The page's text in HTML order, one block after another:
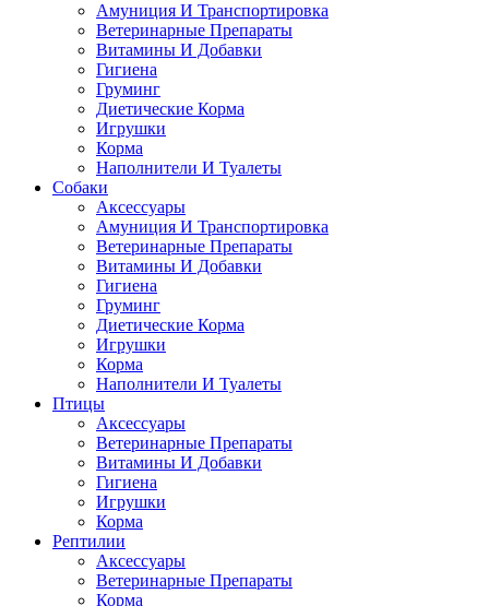
Амуниция И Транспортировка
Ветеринарные Препараты
Витамины И Добавки
Гигиена
Груминг
Диетические Корма
Игрушки
Корма
Наполнители И Туалеты
Собаки
Аксессуары
Амуниция И Транспортировка
Ветеринарные Препараты
Витамины И Добавки
Гигиена
Груминг
Диетические Корма
Игрушки
Корма
Наполнители И Туалеты
Птицы
Аксессуары
Ветеринарные Препараты
Витамины И Добавки
Гигиена
Игрушки
Корма
Рептилии
Аксессуары
Ветеринарные Препараты
Корма